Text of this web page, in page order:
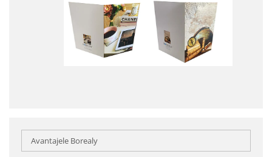
Avantajele Borealy